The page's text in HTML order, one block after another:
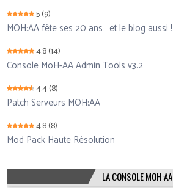
5(9)
MOH:AA fête ses 20 ans… et le blog aussi !
4.8(14)
Console MoH-AA Admin Tools v3.2
4.4(8)
Patch Serveurs MOH:AA
4.8(8)
Mod Pack Haute Résolution
LA CONSOLE MOH:AA